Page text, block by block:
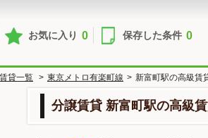
お気に入り 0 保存した条件 0
貸一覧 > 東京メトロ有楽町線 > 新富町駅の高級賃
分譲賃貸 新富町駅の高級